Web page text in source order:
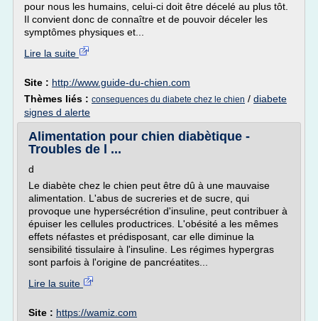
pour nous les humains, celui-ci doit être décelé au plus tôt.
Il convient donc de connaître et de pouvoir déceler les
symptômes physiques et...
Lire la suite
Site : http://www.guide-du-chien.com
Thèmes liés : consequences du diabete chez le chien / diabete
signes d alerte
Alimentation pour chien diabètique -
Troubles de l ...
d
Le diabète chez le chien peut être dû à une mauvaise
alimentation. L'abus de sucreries et de sucre, qui
provoque une hypersécrétion d'insuline, peut contribuer à
épuiser les cellules productrices. L'obésité a les mêmes
effets néfastes et prédisposant, car elle diminue la
sensibilité tissulaire à l'insuline. Les régimes hypergras
sont parfois à l'origine de pancréatites...
Lire la suite
Site : https://wamiz.com